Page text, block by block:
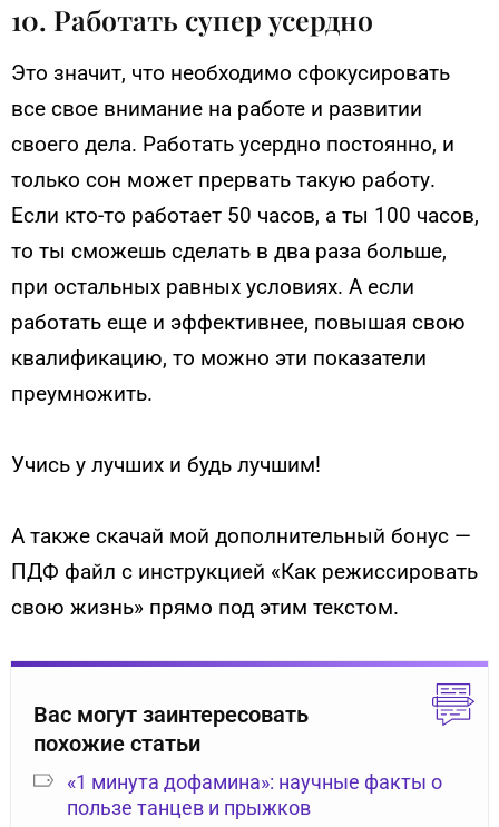
10. Работать супер усердно
Это значит, что необходимо сфокусировать
все свое внимание на работе и развитии
своего дела. Работать усердно постоянно, и
только сон может прервать такую работу.
Если кто-то работает 50 часов, а ты 100 часов,
то ты сможешь сделать в два раза больше,
при остальных равных условиях. А если
работать еще и эффективнее, повышая свою
квалификацию, то можно эти показатели
преумножить.
Учись у лучших и будь лучшим!
А также скачай мой дополнительный бонус —
ПДФ файл с инструкцией «Как режиссировать
свою жизнь» прямо под этим текстом.
Вас могут заинтересовать
похожие статьи
«1 минута дофамина»: научные факты о
пользе танцев и прыжков